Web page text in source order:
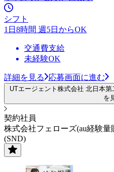
シフト
1日8時間 週5日からOK
交通費支給
未経験OK
詳細を見る 応募画面に進む
UTエージェント株式会社 北日本
を
契約社員
株式会社フェローズ(au経験量
(SND)